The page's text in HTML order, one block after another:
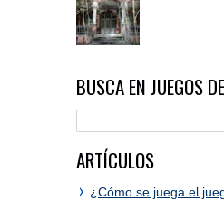
BUSCA EN JUEGOS
ARTÍCULOS
¿Cómo se juega el